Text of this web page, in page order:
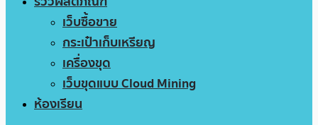
เว็บซื้อขาย
กระเป๋าเก็บเหรียญ
เครื่องขุด
เว็บขุดแบบ Cloud Mining
ห้องเรียน